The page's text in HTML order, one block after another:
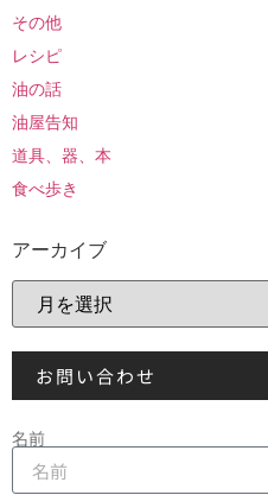
その他
レシピ
油の話
油屋告知
道具、器、本
食べ歩き
アーカイブ
お問い合わせ
名前